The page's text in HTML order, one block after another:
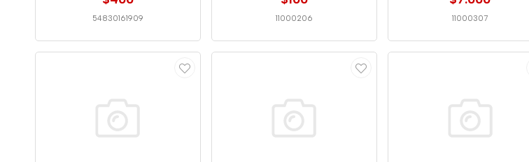
54830161909 11000206 11000307